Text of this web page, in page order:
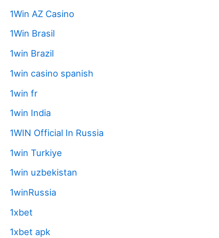
1Win AZ Casino
1Win Brasil
1win Brazil
1win casino spanish
1win fr
1win India
1WIN Official In Russia
1win Turkiye
1win uzbekistan
1winRussia
1xbet
1xbet apk